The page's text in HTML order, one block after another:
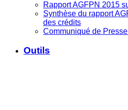
Rapport AGFPN 2015
Synthèse du rapport
des crédits
Communiqué de
Outils